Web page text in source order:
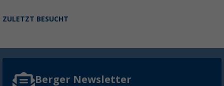
ZULETZT BESUCHT
Berger Newsletter